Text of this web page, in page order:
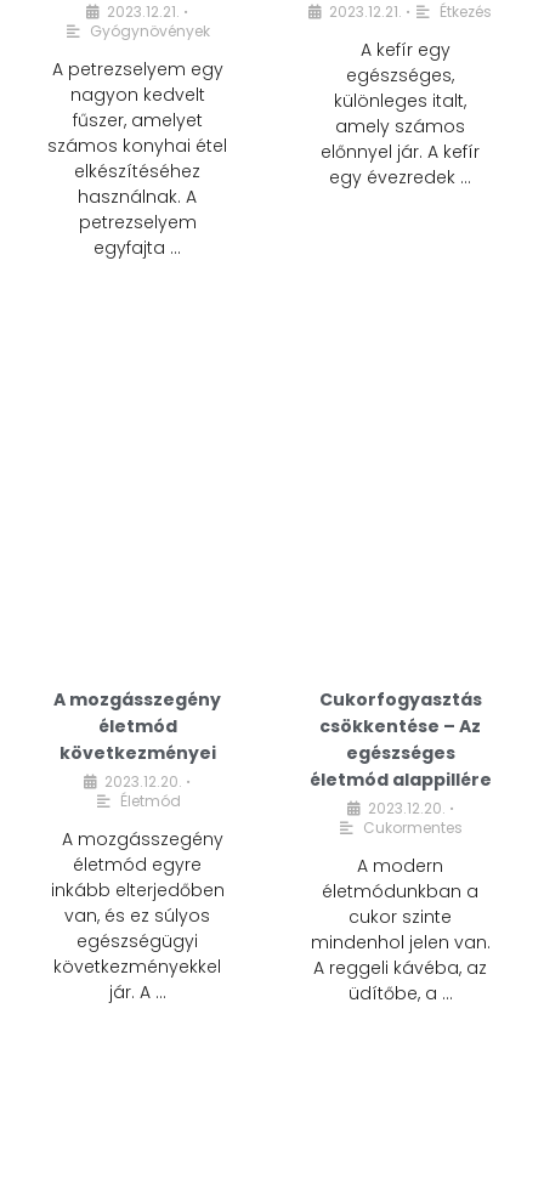
2023.12.21. •
Gyógynövények
A petrezselyem egy
nagyon kedvelt
fűszer, amelyet
számos konyhai étel
elkészítéséhez
használnak. A
petrezselyem
egyfajta …
2023.12.21. • Étkezés
A kefír egy
egészséges,
különleges italt,
amely számos
előnnyel jár. A kefír
egy évezredek …
A mozgásszegény
életmód
következményei
2023.12.20. •
Életmód
A mozgásszegény
életmód egyre
inkább elterjedőben
van, és ez súlyos
egészségügyi
következményekkel
jár. A …
Cukorfogyasztás
csökkentése – Az
egészséges
életmód alappillére
2023.12.20. •
Cukormentes
A modern
életmódunkban a
cukor szinte
mindenhol jelen van.
A reggeli kávéba, az
üdítőbe, a …